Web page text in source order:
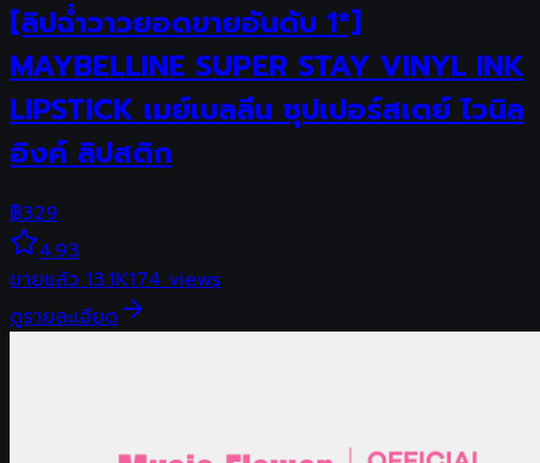
[ลิปฉ่ำวาวยอดขายอันดับ 1*]
MAYBELLINE SUPER STAY VINYL INK
LIPSTICK เมย์เบลลีน ซุปเปอร์สเตย์ ไวนิล
อิงค์ ลิปสติก
฿329
4.93
ขายแล้ว13.1K174views
ดูรายละเอียด